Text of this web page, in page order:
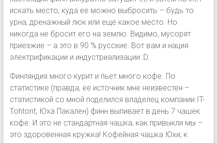
искать место, куда ее можно выбросить – будь то
урна, дренажный люк или еще какое место. Но
никогда не бросит его на землю. Видимо, мусорят
приезжие – а это в 90 % русские. Вот вам и нация
электрификации и индустриализации :D.
Финляндия много курит и пьет много кофе. По
статистике (правда, ее источник мне неизвестен –
статистикой со мной поделился владелец компании IT-
Tohtorit, Юха Пакален) финн выпивает в день 7 чашек
кофе. И это не стандартная чашка, как привыкли мы –
это здоровенная кружка! Кофейная чашка Юхи, к